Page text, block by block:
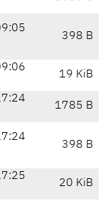
398 B
19 KiB
1785 B
398 B
20 KiB